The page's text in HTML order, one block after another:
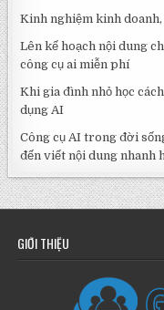
Kinh nghiệm kinh
Lên kế hoạch nội dung
công cụ ai miễn phí
Khi gia đình nhỏ học
dụng AI
Công cụ AI trong đời
đến viết nội dung nhanh
GIỚI THIỆU